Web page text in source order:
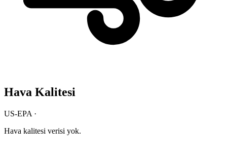
Hava Kalitesi
US-EPA ·
Hava kalitesi verisi yok.